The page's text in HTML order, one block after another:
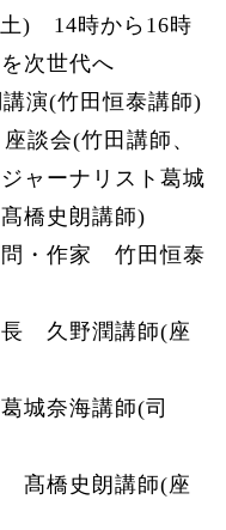
) 14時から16時
次世代へ
演(竹田恒泰講師)
(竹田講師、
ャーナリスト葛城
橋史朗講師)
問・作家 竹田恒泰
野潤講師(座
海講師(司
史朗講師(座